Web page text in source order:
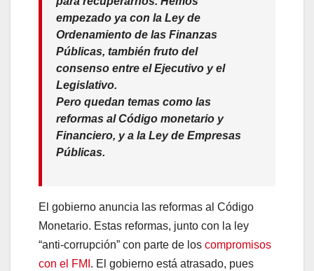
empezado ya con la Ley de
Ordenamiento de las Finanzas
Públicas, también fruto del
consenso entre el Ejecutivo y el
Legislativo.
Pero quedan temas como las
reformas alCódigo monetario y
Financiero, y a la Ley de Empresas
Públicas.
El gobierno anuncia las reformas al Código
Monetario. Estas reformas, junto con la ley
“anti-corrupción” con parte de los compromisos
con el FMI . El gobierno está atrasado, pues